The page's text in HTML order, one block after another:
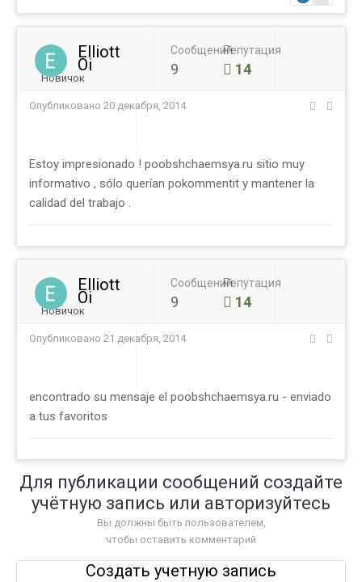
Elliott
Oi
Новичок
Сообщений
9
Репутация
14
Опубликовано 20 декабря, 2014
Estoy impresionado ! poobshchaemsya.ru sitio muy
informativo , sólo querían pokommentit y mantener la
calidad del trabajo .
Elliott
Oi
Новичок
Сообщений
9
Репутация
14
Опубликовано 21 декабря, 2014
encontrado su mensaje el poobshchaemsya.ru - enviado
a tus favoritos
Для публикации сообщений создайте
учётную запись или авторизуйтесь
Вы должны быть пользователем,
чтобы оставить комментарий
Создать учетную запись